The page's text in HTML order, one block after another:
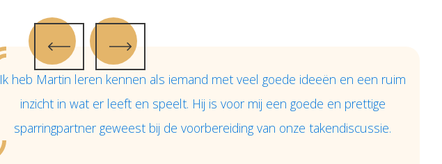
Ik heb Martin leren kennen als iemand met veel goede ideeën en een ruim
inzicht in wat er leeft en speelt. Hij is voor mij een goede en prettige
sparringpartner geweest bij de voorbereiding van onze takendiscussie.